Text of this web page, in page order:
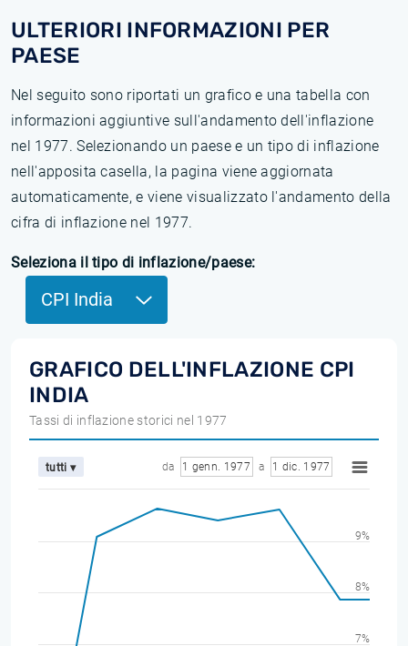
ULTERIORI INFORMAZIONI PER
PAESE
Nel seguito sono riportati un grafico e una tabella con
informazioni aggiuntive sull'andamento dell'inflazione
nel 1977. Selezionando un paese e un tipo di inflazione
nell'apposita casella, la pagina viene aggiornata
automaticamente, e viene visualizzato l'andamento della
cifra di inflazione nel 1977.
Seleziona il tipo di inflazione/paese:
CPI India
GRAFICO DELL'INFLAZIONE CPI
INDIA
Tassi di inflazione storici nel 1977
tutti ▾ da 1 genn. 1977 a 1 dic. 1977
7%
8%
9%